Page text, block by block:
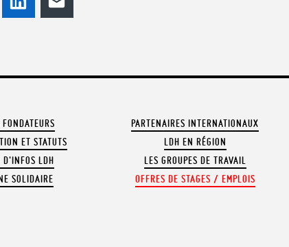
ET STATUTS
D'INFOS LDH
SOLIDAIRE
PARTENAIRES INTERNATIONAUX
LDH EN RÉGION
LES GROUPES DE TRAVAIL
OFFRES DE STAGES / EMPLOIS